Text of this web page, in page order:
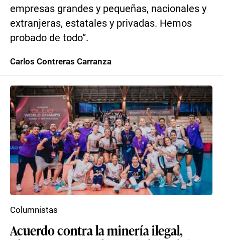
empresas grandes y pequeñas, nacionales y
extranjeras, estatales y privadas. Hemos
probado de todo”.
Carlos Contreras Carranza
Acuerdo contra la minería ilegal,
Columnistas